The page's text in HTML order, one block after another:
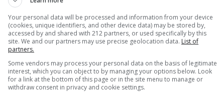
Your personal data will be processed and information from your device
(cookies, unique identifiers, and other device data) may be stored by,
accessed by and shared with 212 partners, or used specifically by this
site. We and our partners may use precise geolocation data. List of
partners.
Some vendors may process your personal data on the basis of legitimate
interest, which you can object to by managing your options below. Look
for a link at the bottom of this page or in the site menu to manage or
withdraw consent in privacy and cookie settings.